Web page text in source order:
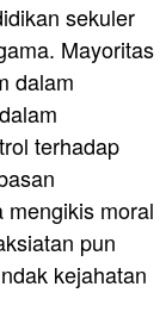
sekuler
Mayoritas
dalam
terhadap
mengikis moral
pun
kejahatan